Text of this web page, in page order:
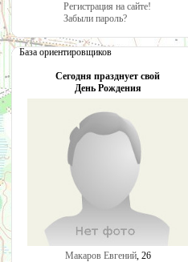
Регистрация на сайте!
Забыли пароль?
База ориентировщиков
Сегодня празднует свой
День Рождения
Макаров Евгений, 26